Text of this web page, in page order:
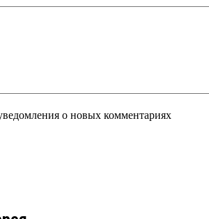
о новых комментариях